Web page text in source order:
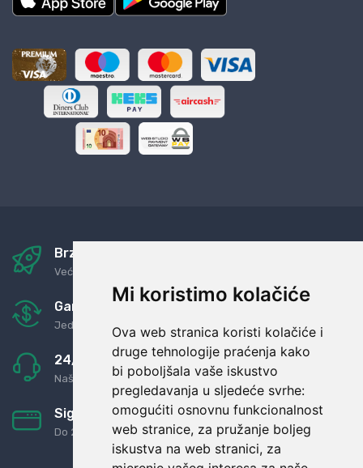
Mi koristimo kolačiće
Ova web stranica koristi kolačiće i
druge tehnologije praćenja kako
bi poboljšala vaše iskustvo
pregledavanja u sljedeće svrhe:
omogućiti osnovnu funkcionalnost
web stranice, za pružanje boljeg
iskustva na web stranici, za
Brza i sigurna dostava
Već za nekoliko dana kod vas
Garancija u povrat novaca
Jednostavno pravilo: Roba za novac
24/7 odlična podrška
Naši agenti uvijek na raspolaganju
Sigurno obročno plaćanje
Do 24 rata bez kamata